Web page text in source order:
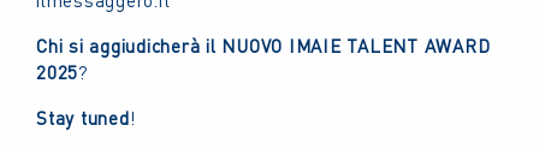
Chi si aggiudicherà il NUOVO IMAIE TALENT AWARD
2025?
Stay tuned!